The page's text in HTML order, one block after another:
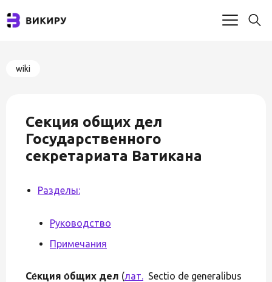
wiki
Секция общих дел
Государственного
секретариата Ватикана
Разделы:
Руководство
Примечания
Се́кция о́бщих дел (лат. Sectio de generalibus